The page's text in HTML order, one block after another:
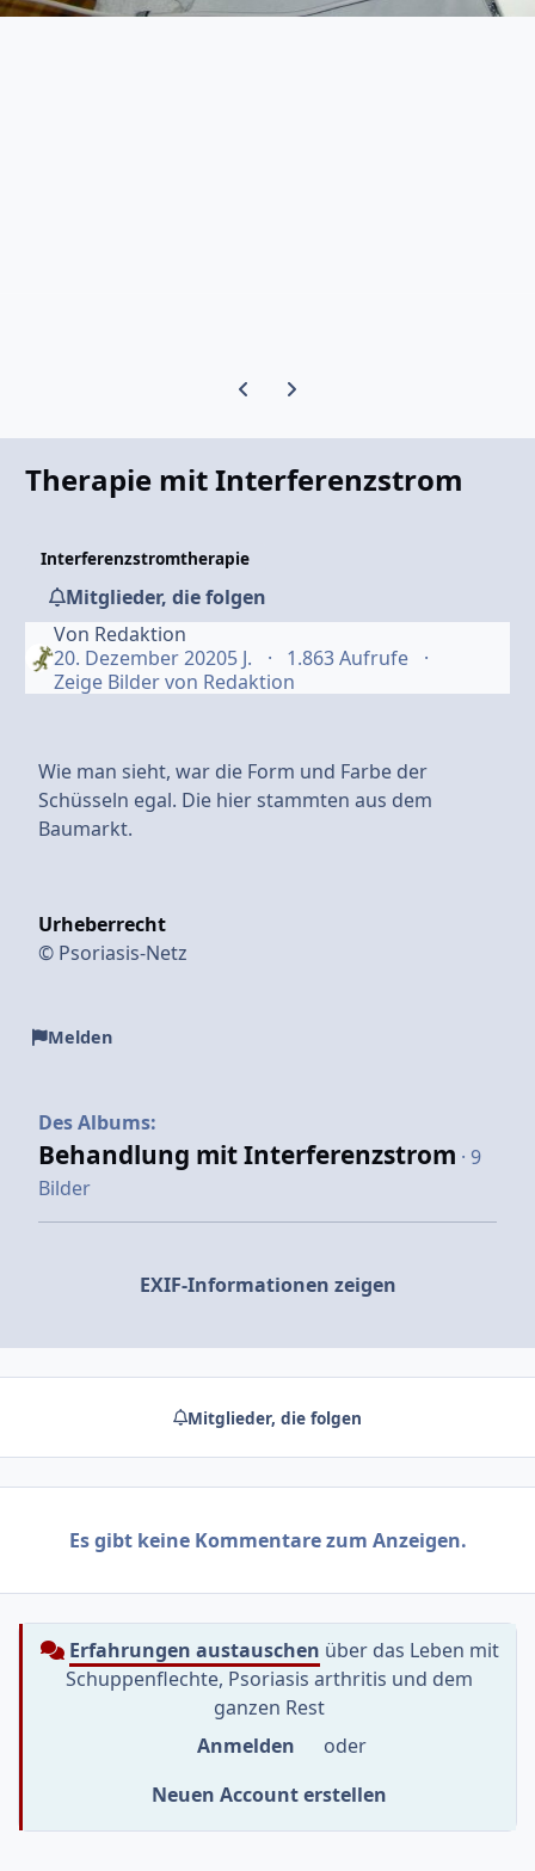
Vorherige Karussell-Folie
Nächste Karussell-Folie
Therapie mit Interferenzstrom
Interferenzstromtherapie
Mitglieder, die folgen
Von Redaktion
20. Dezember 20205 J.
1.863 Aufrufe
Zeige Bilder von Redaktion
Wie man sieht, war die Form und Farbe der
Schüsseln egal. Die hier stammten aus dem
Baumarkt.
Urheberrecht
© Psoriasis-Netz
Melden
Des Albums:
Behandlung mit Interferenzstrom · 9
Bilder
EXIF-Informationen zeigen
Mitglieder, die folgen
Es gibt keine Kommentare zum Anzeigen.
Erfahrungen austauschen über das Leben mit
Schuppenflechte, Psoriasis arthritis und dem
ganzen Rest
Anmelden
oder
Neuen Account erstellen